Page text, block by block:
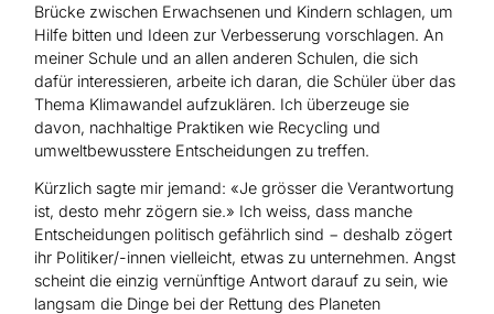
Brücke zwischen Erwachsenen und Kindern schlagen, um
Hilfe bitten und Ideen zur Verbesserung vorschlagen. An
meiner Schule und an allen anderen Schulen, die sich
dafür interessieren, arbeite ich daran, die Schüler über das
Thema Klimawandel aufzuklären. Ich überzeuge sie
davon, nachhaltige Praktiken wie Recycling und
umweltbewusstere Entscheidungen zu treffen.
Kürzlich sagte mir jemand: «Je grösser die Verantwortung
ist, desto mehr zögern sie.» Ich weiss, dass manche
Entscheidungen politisch gefährlich sind − deshalb zögert
ihr Politiker/-innen vielleicht, etwas zu unternehmen. Angst
scheint die einzig vernünftige Antwort darauf zu sein, wie
langsam die Dinge bei der Rettung des Planeten